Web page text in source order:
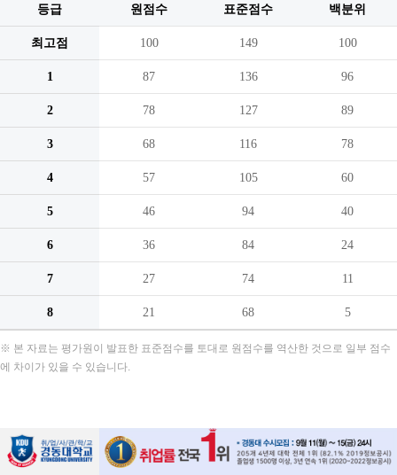
등급 원점수 표준점수 백분위
최고점 100 149 100
1 87 136 96
2 78 127 89
3 68 116 78
4 57 105 60
5 46 94 40
6 36 84 24
7 27 74 11
8 21 68 5
※ 본 자료는 평가원이 발표한 표준점수를 토대로 원점수를 역산한 것으로 일부 점수
에 차이가 있을 수 있습니다.